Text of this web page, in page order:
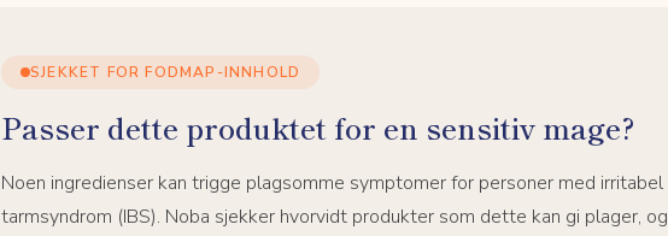
SJEKKET FOR FODMAP-INNHOLD
Passer dette produktet for en sensitiv mage?
Noen ingredienser kan trigge plagsomme symptomer for personer med irritabel
tarmsyndrom (IBS). Noba sjekker hvorvidt produkter som dette kan gi plager, og